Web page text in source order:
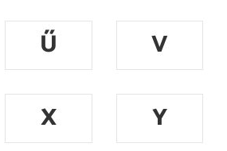
Ű
V
X
Y